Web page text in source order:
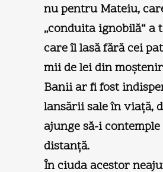
nu pentru Mateiu,
„conduita ignobilă“ a
care îl lasă fără cei
mii de lei din
Banii ar fi fost
lansării sale în viaţă,
ajunge să-i
distanţă.
În ciuda acestor